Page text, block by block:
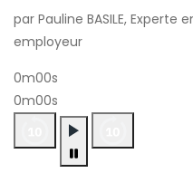
par Pauline BASILE,
employeur
0m00s
0m00s